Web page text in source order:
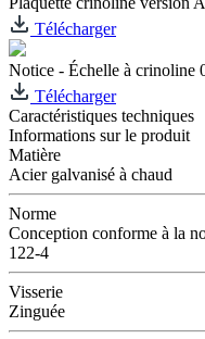
Télécharger
Notice - Échelle à crinoline
Télécharger
Caractéristiques techniques
Informations sur le produit
Matière
Acier galvanisé à chaud
Norme
Conception conforme à la
122-4
Visserie
Zinguée